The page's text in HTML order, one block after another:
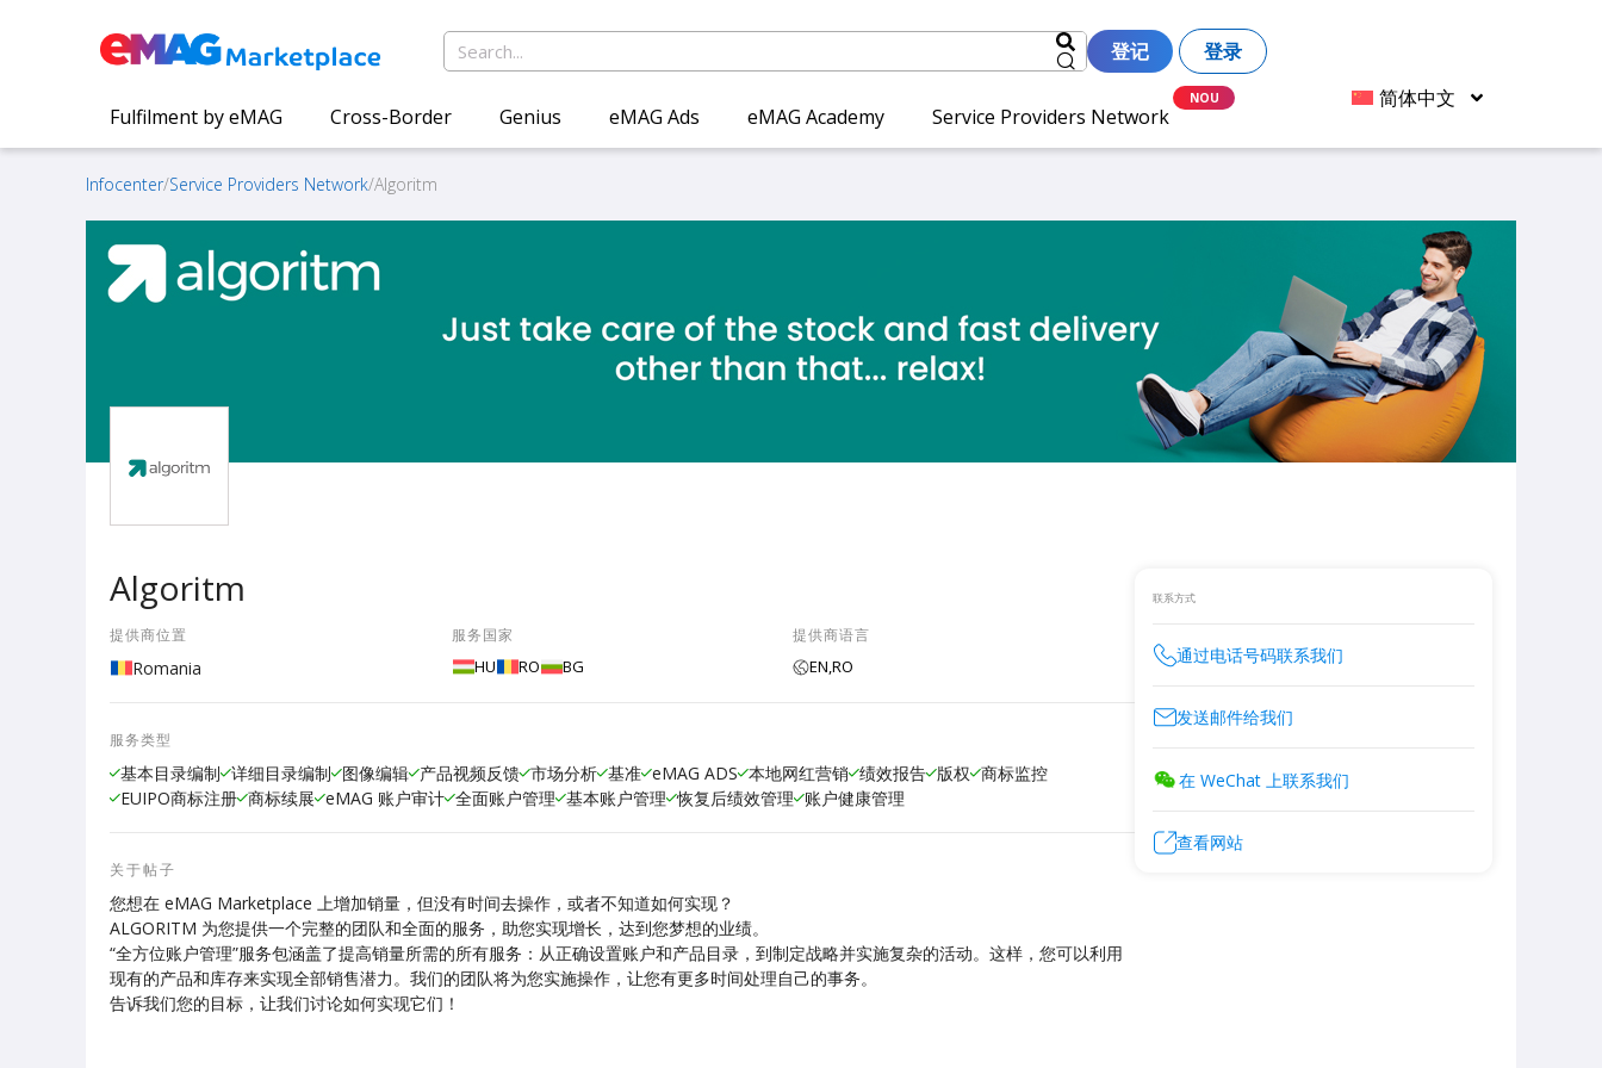
登记 登录
Fulfilment by eMAG Cross-Border Genius eMAG Ads eMAG Academy Service Providers Network
简体中文
Infocenter/Service Providers Network/Algoritm
Algoritm
提供商位置
Romania
服务国家
HU RO BG
提供商语言
EN,RO
服务类型
基本目录编制 详细目录编制 图像编辑 产品视频反馈 市场分析 基准 eMAG ADS 本地网红营销 绩效报告 版权 商标监控
EUIPO商标注册 商标续展 eMAG 账户审计 全面账户管理 基本账户管理 恢复后绩效管理 账户健康管理
关于帖子
您想在 eMAG Marketplace 上增加销量，但没有时间去操作，或者不知道如何实现？
ALGORITM 为您提供一个完整的团队和全面的服务，助您实现增长，达到您梦想的业绩。
“全方位账户管理”服务包涵盖了提高销量所需的所有服务：从正确设置账户和产品目录，到制定战略并实施复杂的活动。这样，您可以利用
现有的产品和库存来实现全部销售潜力。我们的团队将为您实施操作，让您有更多时间处理自己的事务。
告诉我们您的目标，让我们讨论如何实现它们！
联系方式
通过电话号码联系我们
发送邮件给我们
在 WeChat 上联系我们
查看网站